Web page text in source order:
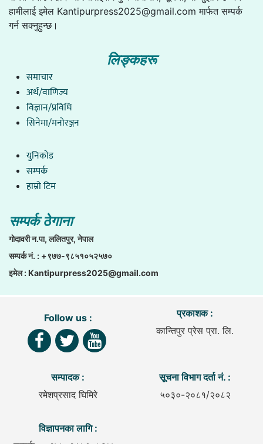
हामीलाई इमेल Kantipurpress2025@gmail.com मार्फत सम्पर्क
गर्न सक्नुहुन्छ।
लिङ्कहरू
समाचार
अर्थ/वाणिज्य
विज्ञान/प्रविधि
सिनेमा/मनोरञ्जन
युनिकाेड
सम्पर्क
हाम्राे टिम
सम्पर्क ठेगाना
गाेदावरी न.पा, ललितपुर, नेपाल
सम्पर्क नं. : +९७७-९८५१०५२५७०
इमेल :Kantipurpress2025@gmail.com
Follow us :
प्रकाशक :
कान्तिपुर प्रेस प्रा. लि.
सम्पादक :
रमेशप्रसाद घिमिरे
सूचना विभाग दर्ता नं. :
५०३०-२०८१/२०८२
विज्ञापनका लागि :